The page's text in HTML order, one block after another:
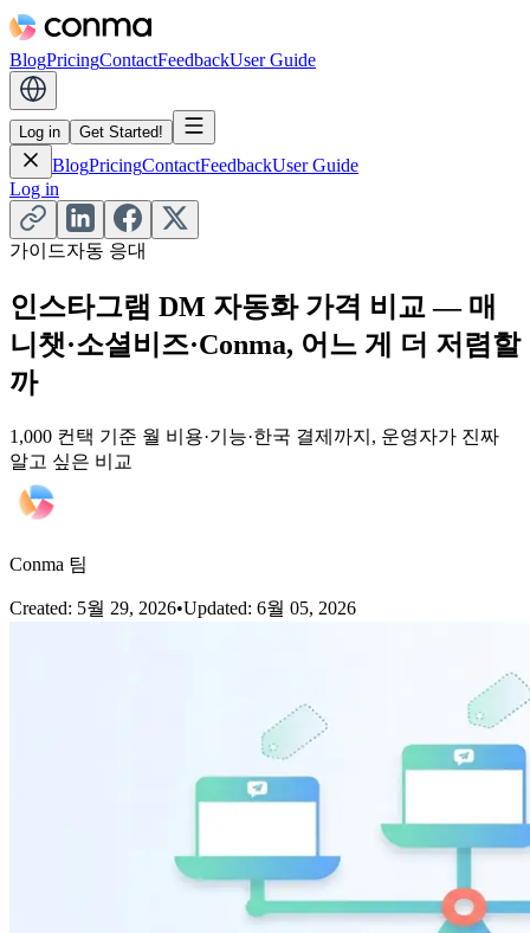
BlogPricingContactFeedbackUser Guide
Log in Get Started!
BlogPricingContactFeedbackUser Guide
Log in
가이드자동 응대
인스타그램 DM 자동화 가격 비교 — 매
니챗·소셜비즈·Conma, 어느 게 더 저렴할
까
1,000 컨택 기준 월 비용·기능·한국 결제까지, 운영자가 진짜
알고 싶은 비교
Conma 팀
Created: 5월 29, 2026•Updated: 6월 05, 2026